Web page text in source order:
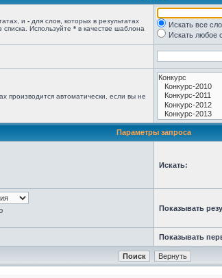
и - для слов, которых в результатах
Используйте * в качестве шаблона
Искать все
Искать любое
производится автоматически, если вы не
Параметры запроса
Искать:
Показывать
Показывать